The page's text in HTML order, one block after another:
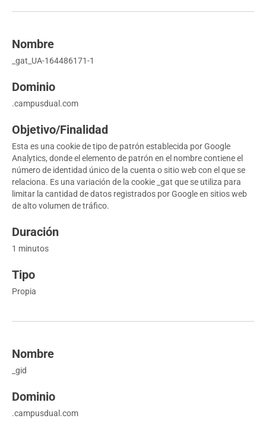
_gat_UA-164486171-1
.campusdual.com
Esta es una cookie de tipo de patrón establecida por Google
Analytics, donde el elemento de patrón en el nombre contiene el
número de identidad único de la cuenta o sitio web con el que se
relaciona. Es una variación de la cookie _gat que se utiliza para
limitar la cantidad de datos registrados por Google en sitios web
de alto volumen de tráfico.
1 minutos
Propia
_gid
.campusdual.com